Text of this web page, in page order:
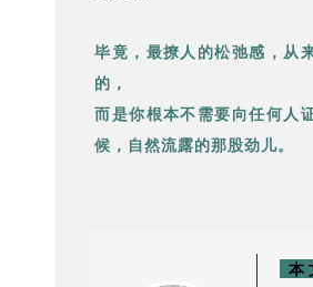
毕竟，最撩人的松弛感，从
的，
而是你根本不需要向任何人
候，自然流露的那股劲儿。
本